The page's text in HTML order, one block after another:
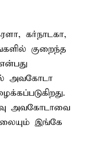
கர்நாடகா,
குறைந்த
அவகோடா
அவகோடாவை
இங்கே